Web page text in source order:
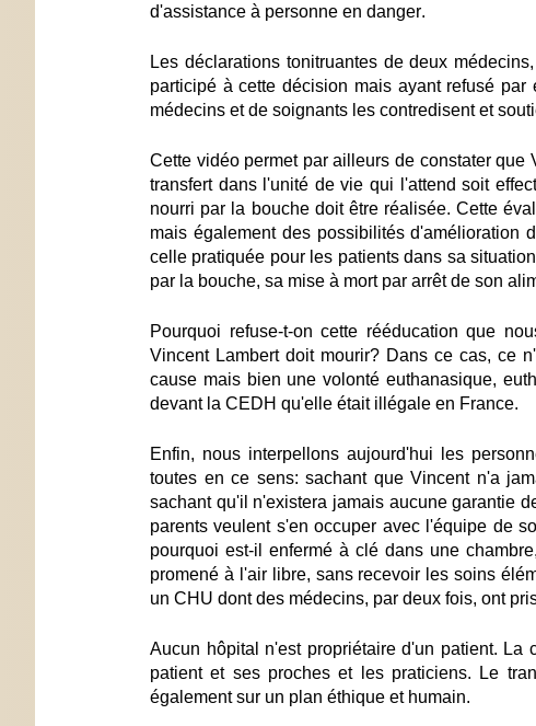
d'assistance à personne en danger.
Les déclarations tonitruantes de deux
participé à cette décision mais ayant refusé
médecins et de soignants les contredisent et
Cette vidéo permet par ailleurs de constater
transfert dans l'unité de vie qui l'attend soit
nourri par la bouche doit être réalisée. Cette
mais également des possibilités d'amélioration
celle pratiquée pour les patients dans sa
par la bouche, sa mise à mort par arrêt de son
Pourquoi refuse-t-on cette rééducation que
Vincent Lambert doit mourir? Dans ce cas, ce
cause mais bien une volonté euthanasique,
devant la CEDH qu'elle était illégale en France.
Enfin, nous interpellons aujourd'hui les
toutes en ce sens: sachant que Vincent n'a
sachant qu'il n'existera jamais aucune garantie
parents veulent s'en occuper avec l'équipe de
pourquoi est-il enfermé à clé dans une
promené à l'air libre, sans recevoir les soins
un CHU dont des médecins, par deux fois, ont
Aucun hôpital n'est propriétaire d'un patient. La
patient et ses proches et les praticiens. Le
également sur un plan éthique et humain.